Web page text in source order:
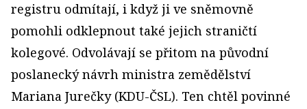
registru odmítají, i když ji ve sněmovně
pomohli odklepnout také jejich straničtí
kolegové. Odvolávají se přitom na původní
poslanecký návrh ministra zemědělství
Mariana Jurečky (KDU-ČSL). Ten chtěl povinné